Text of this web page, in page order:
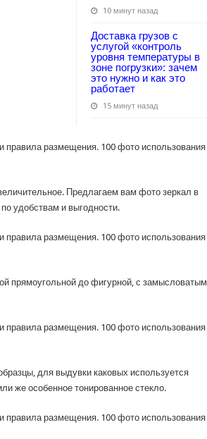
10 минут назад
Доставка грузов с
услугой «контроль
уровня температуры в
зоне погрузки»: зачем
это нужно и как это
работает
15 минут назад
Предлагаем вам фото зеркал в
удобствам и выгодности.
прямоугольной до фигурной, с замысловатым
для выдувки каковых используется
же особенное тонированное стекло.